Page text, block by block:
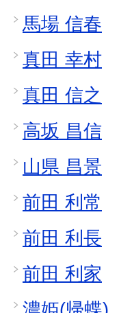
馬場 信春
真田 幸村
真田 信之
高坂 昌信
山県 昌景
前田 利常
前田 利長
前田 利家